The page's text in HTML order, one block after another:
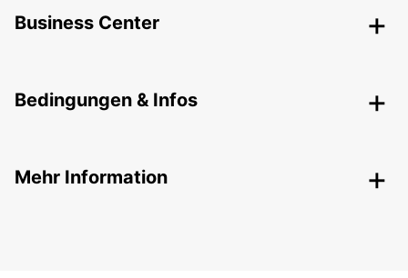
Business Center
Bedingungen & Infos
Mehr Information